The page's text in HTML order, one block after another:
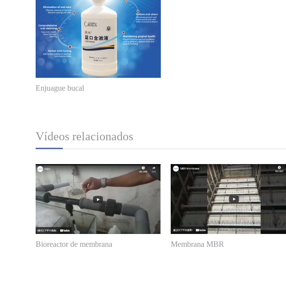
Enjuague bucal
Vídeos relacionados
Bioreactor de membrana Membrana MBR